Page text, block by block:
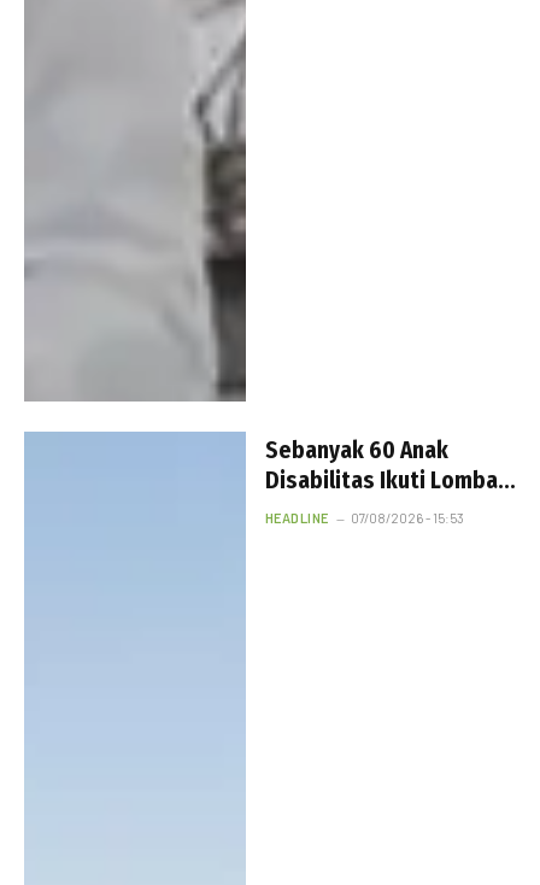
Sebanyak 60 Anak
Disabilitas Ikuti Lomba
HUT ke-81 RI di Kalijudan
HEADLINE 07/08/2026 - 15:53